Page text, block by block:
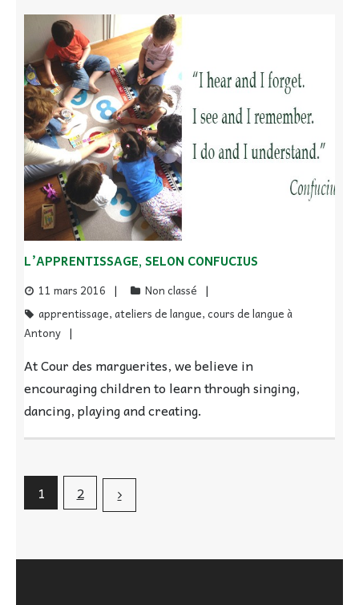
L’APPRENTISSAGE, SELON CONFUCIUS
11 mars 2016
Non classé
apprentissage,ateliers de langue,cours de langue à
Antony
At Cour des marguerites, we believe in
encouraging children to learn through singing,
dancing, playing and creating.
1 2